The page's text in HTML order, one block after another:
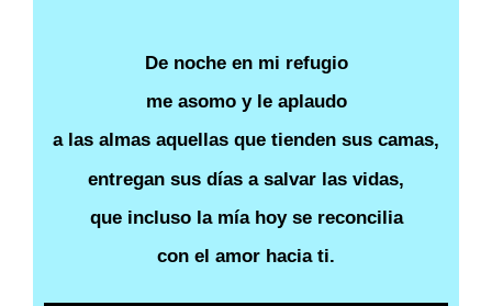
De noche en mi refugio
me asomo y le aplaudo
a las almas aquellas que tienden sus camas,
entregan sus días a salvar las vidas,
que incluso la mía hoy se reconcilia
con el amor hacia ti.